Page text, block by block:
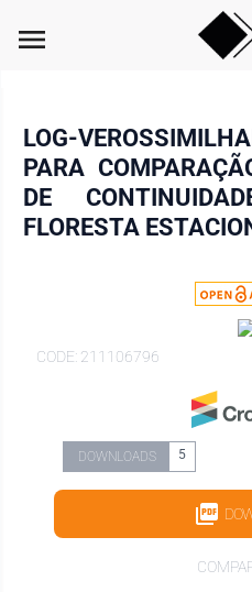
menu
LOG-
PARA
DE
FLORESTA
CODE: 211106796
DOWNLOADS 5